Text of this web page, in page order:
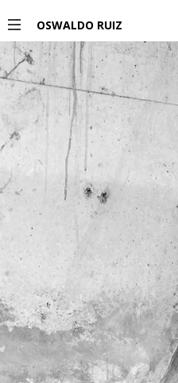
PROYECTOS
EXPOSICIONES
PUBLICACIONES
ENGLISH
INFO
OSWALDO RUIZ